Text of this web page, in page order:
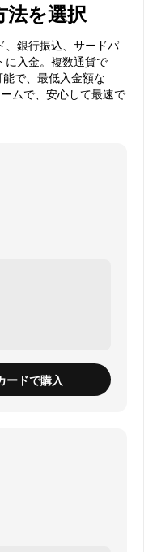
法を選択
、銀行振込、サードパ
に入金。複数通貨で
で、最低入金額な
ムで、安心して最速で
ードで購入